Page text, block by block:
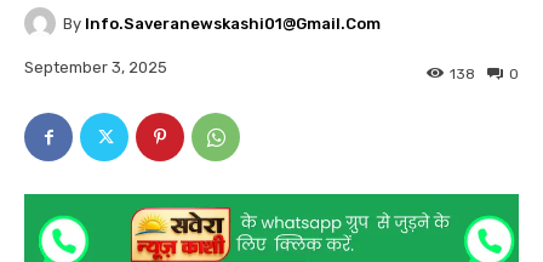
By Info.saveranewskashi01@gmail.com
September 3, 2025 0
138